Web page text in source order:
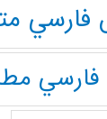
فارسي
فارسي